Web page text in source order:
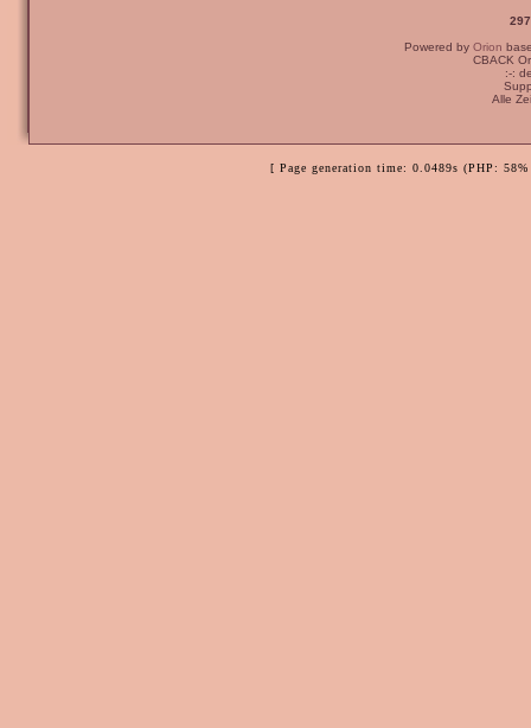
Powered by Orion
CBACK
:-:
Alle
[ Page generation time: 0.0489s (PHP: